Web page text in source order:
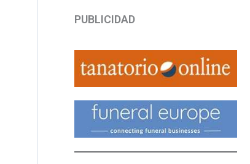
PUBLICIDAD